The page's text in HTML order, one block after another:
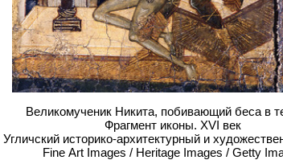
Великомученик Никита, побивающий беса в
Фрагмент иконы. XVI век
Угличский историко-архитектурный и
Fine Art Images / Heritage Images / Getty